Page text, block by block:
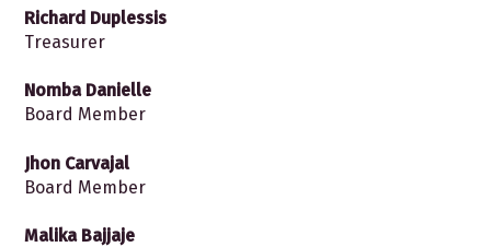
Richard Duplessis
Treasurer
Nomba Danielle
Board Member
Jhon Carvajal
Board Member
Malika Bajjaje